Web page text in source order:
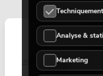
OMNITRONIC Ensemble
Performer
Analyse &
Marketing